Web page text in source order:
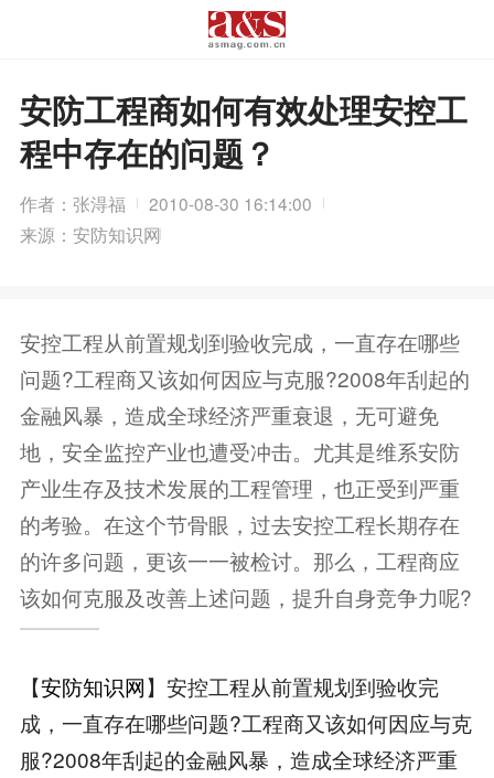
安防工程商如何有效处理安控工
程中存在的问题？
作者：张淂福
2010-08-30 16:14:00
来源：安防知识网
安控工程从前置规划到验收完成，一直存在哪些
问题?工程商又该如何因应与克服?2008年刮起的
金融风暴，造成全球经济严重衰退，无可避免
地，安全监控产业也遭受冲击。尤其是维系安防
产业生存及技术发展的工程管理，也正受到严重
的考验。在这个节骨眼，过去安控工程长期存在
的许多问题，更该一一被检讨。那么，工程商应
该如何克服及改善上述问题，提升自身竞争力呢?
【安防知识网】安控工程从前置规划到验收完
成，一直存在哪些问题?工程商又该如何因应与克
服?2008年刮起的金融风暴，造成全球经济严重